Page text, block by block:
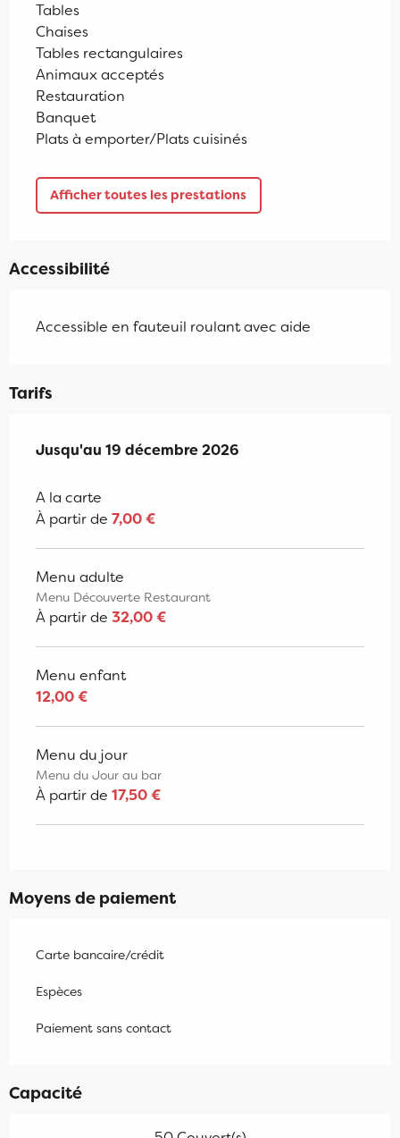
Tables
Chaises
Tables rectangulaires
Animaux acceptés
Restauration
Banquet
Plats à emporter/Plats cuisinés
Afficher toutes les prestations
Accessibilité
Accessible en fauteuil roulant avec aide
Tarifs
Du5 janvier 2026au19 décembre 2026
Jusqu'au 19 décembre 2026
A la carte
À partir de 7,00 €
Menu adulte
Menu Découverte Restaurant
À partir de 32,00 €
Menu enfant
12,00 €
Menu du jour
Menu du Jour au bar
À partir de 17,50 €
Moyens de paiement
Carte bancaire/crédit
Espèces
Paiement sans contact
Capacité